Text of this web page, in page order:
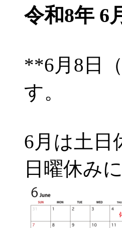
令和8年 6
**6月8日
す。
6月は土日
日曜休み